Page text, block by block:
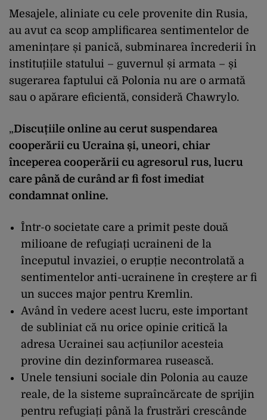
Mesajele, aliniate cu cele provenite din Rusia,
au avut ca scop amplificarea sentimentelor de
amenințare și panică, subminarea încrederii în
instituțiile statului – guvernul și armata – și
sugerarea faptului că Polonia nu are o armată
sau o apărare eficientă, consideră Chawrylo.
„Discuțiile online au cerut suspendarea
cooperării cu Ucraina și, uneori, chiar
începerea cooperării cu agresorul rus, lucru
care până de curând ar fi fost imediat
condamnat online.
Într-o societate care a primit peste două
milioane de refugiați ucraineni de la
începutul invaziei, o erupție necontrolată a
sentimentelor anti-ucrainene în creștere ar fi
un succes major pentru Kremlin.
Având în vedere acest lucru, este important
de subliniat că nu orice opinie critică la
adresa Ucrainei sau acțiunilor acesteia
provine din dezinformarea rusească.
Unele tensiuni sociale din Polonia au cauze
reale, de la sisteme supraîncărcate de sprijin
pentru refugiați până la frustrări crescânde